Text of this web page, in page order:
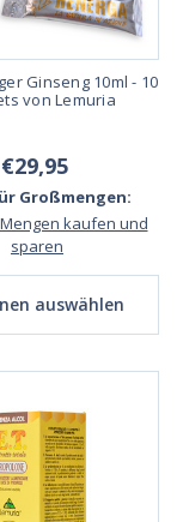
Ginseng 10ml - 10
von Lemuria
€29,95
Großmengen:
kaufen und
sparen
auswählen